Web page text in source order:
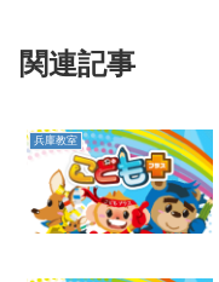
関連記事
兵庫教室